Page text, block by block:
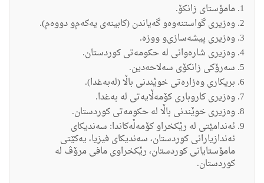
مامۆستاى زانكۆ.
وه‌زیرى گواستنه‌وه‌‌و گه‌یاندن (كابینه‌ى یه‌كه‌م‌و دووه‌م).
وه‌زیرى پیشه‌سازى‌و ووزه.
وه‌زیرى شاره‌وانى له‌ حكومه‌تى كوردستان.
سه‌رۆكى زانكۆى سه‌لاحەدین.
بریكارى وه‌زاره‌تى خوێندنی باڵا (له‌به‌غدا).
وه‌زیرى كاروبارى كۆمه‌ڵایه‌تى له‌ به‌غدا.
وه‌زیرى خوێندنى باڵا له‌ حكومه‌تى كوردستان.
ئه‌ندامێتى له‌ رێكخراو كۆمه‌ڵه‌كاندا: سه‌ندیكاى
ئه‌ندازیارانى كوردستان، سه‌ندیكاى فیزیا، یه‌كێتى
مامۆستایانى كوردستان، رێكخراوى مافى مرۆڤ له‌
كوردستان.